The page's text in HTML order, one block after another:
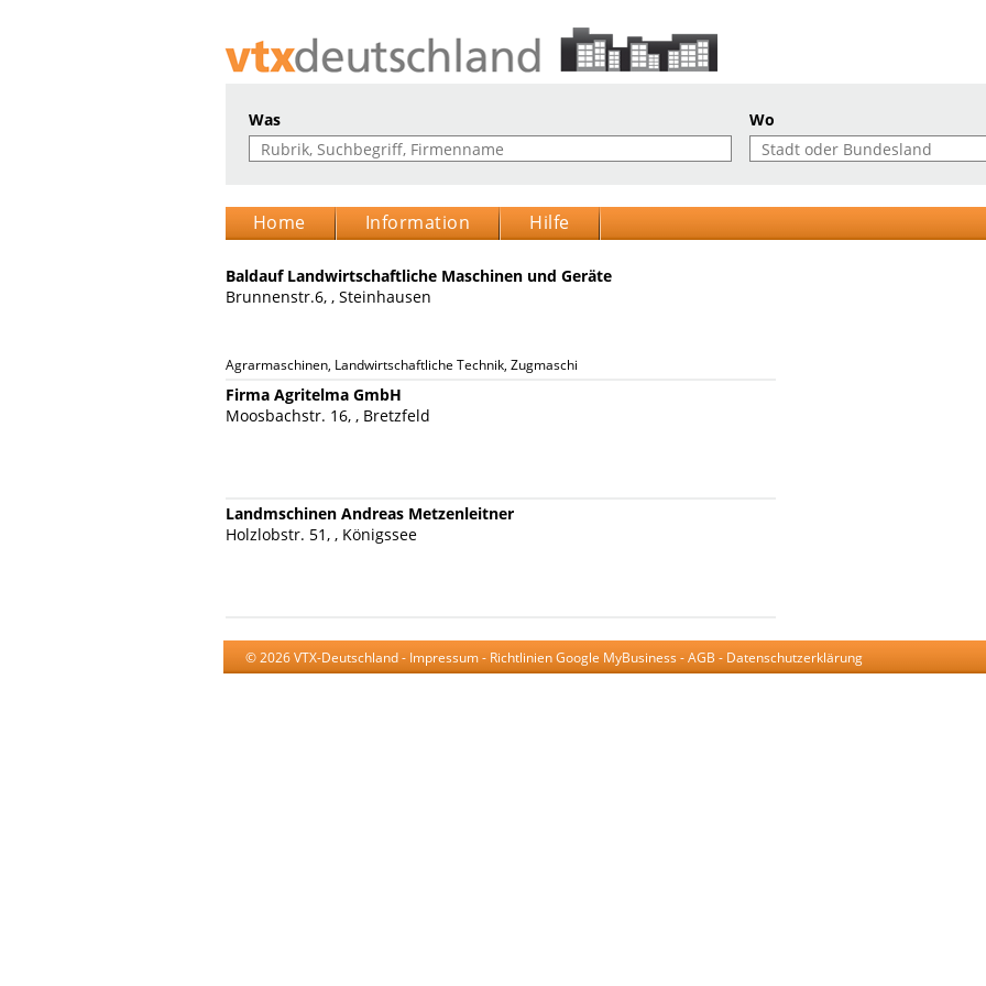
Was Wo
Home Information Hilfe
Baldauf Landwirtschaftliche Maschinen und Geräte
Brunnenstr.6, , Steinhausen
Agrarmaschinen, Landwirtschaftliche Technik, Zugmaschinen, Landwirtschaftliche Anhänger, Erntemaschinen,
Firma Agritelma GmbH
Moosbachstr. 16, , Bretzfeld
Landmschinen Andreas Metzenleitner
Holzlobstr. 51, , Königssee
© 2026 VTX-Deutschland - Impressum- Richtlinien Google MyBusiness -AGB - Datenschutzerklärung